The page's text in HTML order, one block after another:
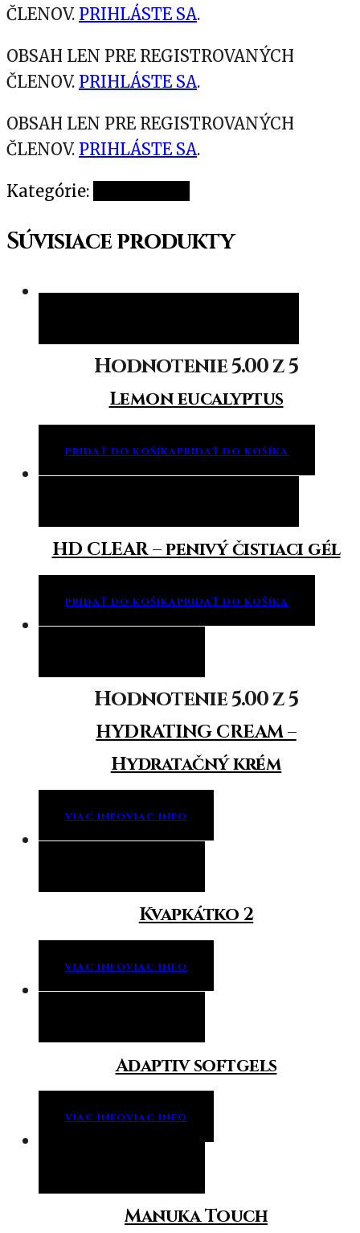
ČLENOV. PRIHLÁSTE SA.
OBSAH LEN PRE REGISTROVANÝCH
ČLENOV. PRIHLÁSTE SA.
OBSAH LEN PRE REGISTROVANÝCH
ČLENOV. PRIHLÁSTE SA.
Kategórie:
Súvisiace produkty
Hodnotenie5.00z 5
Lemon eucalyptus
PRIDAŤ DO KOŠÍKAPRIDAŤ DO KOŠÍKA
HD CLEAR – penivý čistiaci gél
PRIDAŤ DO KOŠÍKAPRIDAŤ DO KOŠÍKA
Hodnotenie5.00z 5
HYDRATING CREAM –
Hydratačný krém
VIAC INFOVIAC INFO
Kvapkátko 2
VIAC INFOVIAC INFO
Adaptiv softgels
VIAC INFOVIAC INFO
Manuka Touch